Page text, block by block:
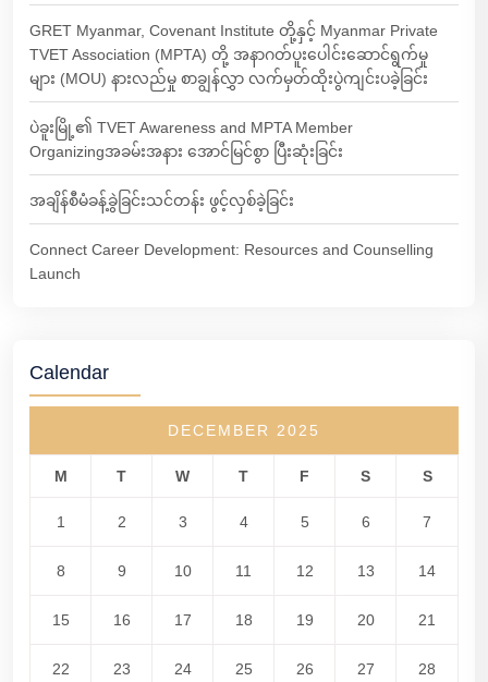
GRET Myanmar, Covenant Institute တို့နှင့် Myanmar Private
TVET Association (MPTA) တို့ အနာဂတ်ပူးပေါင်းဆောင်ရွက်မှု
များ (MOU) နားလည်မှု စာချွန်လွှာ လက်မှတ်ထိုးပွဲကျင်းပခဲ့ခြင်း
ပဲခူးမြို့၏ TVET Awareness and MPTA Member
Organizingအခမ်းအနား အောင်မြင်စွာ ပြီးဆုံးခြင်း
အချိန်စီမံခန့်ခွဲခြင်းသင်တန်း ဖွင့်လှစ်ခဲ့ခြင်း
Connect Career Development: Resources and Counselling
Launch
Calendar
DECEMBER 2025
M T W T F S S
1 2 3 4 5 6 7
8 9 10 11 12 13 14
15 16 17 18 19 20 21
22 23 24 25 26 27 28